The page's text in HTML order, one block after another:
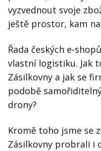
vyzvednout svoje
ještě prostor, kam
Řada českých e-
vlastní logistiku. Jak
Zásilkovny a jak se
podobě
drony?
Kromě toho jsme se
Zásilkovny probrali i